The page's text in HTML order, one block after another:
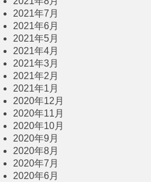
2021年7月
2021年6月
2021年5月
2021年4月
2021年3月
2021年2月
2021年1月
2020年12月
2020年11月
2020年10月
2020年9月
2020年8月
2020年7月
2020年6月